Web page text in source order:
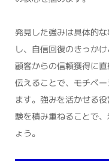
発見した強みは具体的
し、自信回復のきっか
顧客からの信頼獲得に
伝えることで、モチベ
ます。強みを活かせる
験を積み重ねることで
ょう。